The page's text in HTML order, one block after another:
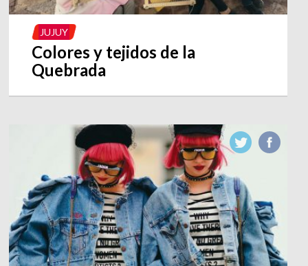
JUJUY
Colores y tejidos de la
Quebrada